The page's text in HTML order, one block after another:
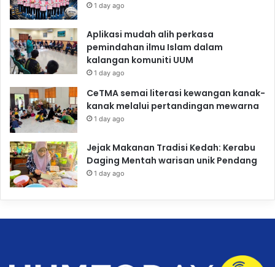
1 day ago
Aplikasi mudah alih perkasa
pemindahan ilmu Islam dalam
kalangan komuniti UUM
1 day ago
CeTMA semai literasi kewangan kanak-
kanak melalui pertandingan mewarna
1 day ago
Jejak Makanan Tradisi Kedah: Kerabu
Daging Mentah warisan unik Pendang
1 day ago